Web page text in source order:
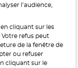
à consommer
l’audience,
cliquant sur les
Votre refus peut
de la fenêtre de
ou refuser
cliquant sur le